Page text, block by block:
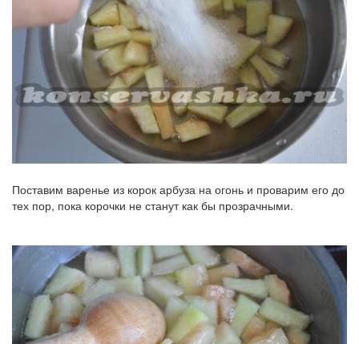
Поставим варенье из корок арбуза на огонь и проварим его до
тех пор, пока корочки не станут как бы прозрачными.